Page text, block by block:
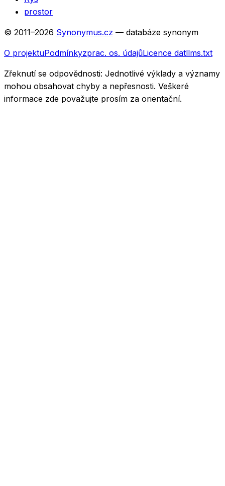
prostor
© 2011–2026 Synonymus.cz — databáze synonym
O projektuPodmínkyzprac. os. údajůLicence datllms.txt
Zřeknutí se odpovědnosti: Jednotlivé výklady a významy
mohou obsahovat chyby a nepřesnosti. Veškeré
informace zde považujte prosím za orientační.